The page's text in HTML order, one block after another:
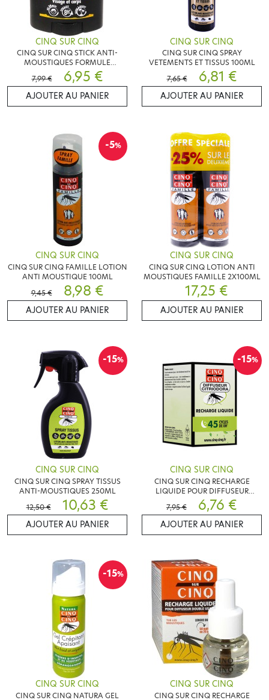
CINQ SUR CINQ
CINQ SUR CINQ STICK ANTI-
MOUSTIQUES FORMULE
RENFORCEE 20ML
7,99 € 6,95 €
AJOUTER AU PANIER
CINQ SUR CINQ
CINQ SUR CINQ SPRAY
VETEMENTS ET TISSUS 100ML
7,65 €
6,81 €
AJOUTER AU PANIER
-5%
CINQ SUR CINQ
CINQ SUR CINQ FAMILLE LOTION
ANTI MOUSTIQUE 100ML
9,45 €
8,98 €
AJOUTER AU PANIER
CINQ SUR CINQ
CINQ SUR CINQ LOTION ANTI
MOUSTIQUES FAMILLE 2X100ML
17,25 €
AJOUTER AU PANIER
-15%
CINQ SUR CINQ
CINQ SUR CINQ SPRAY TISSUS
ANTI-MOUSTIQUES 250ML
12,50 €
10,63 €
AJOUTER AU PANIER
-15%
CINQ SUR CINQ
CINQ SUR CINQ RECHARGE
LIQUIDE POUR DIFFUSEUR
CITRIODORA
7,95 € 6,76 €
AJOUTER AU PANIER
-15%
CINQ SUR CINQ
CINQ SUR CINQ NATURA GEL
CINQ SUR CINQ
CINQ SUR CINQ RECHARGE